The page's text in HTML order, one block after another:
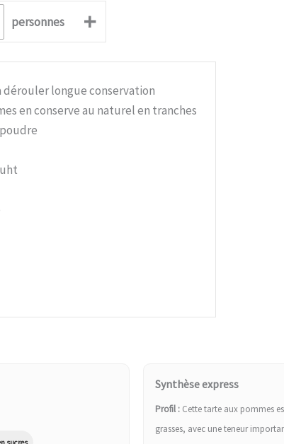
personnes +
longue conservation
en conserve au naturel en tranches
Synthèse express
Profil :Cette tarte aux pommes
grasses, avec une teneur